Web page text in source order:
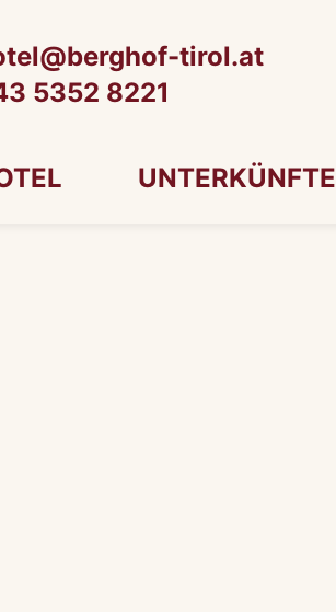
tirol.at
5352 8221
UNTERKÜNFTE